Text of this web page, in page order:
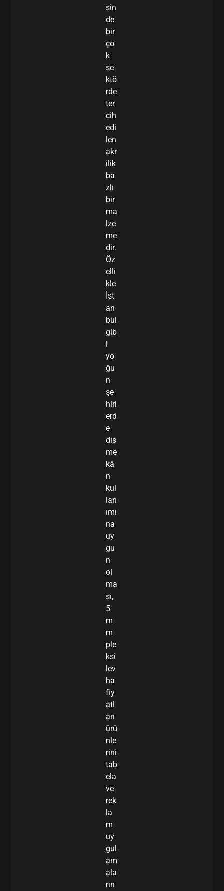
sin
de
bir
ço
k
se
ktö
rde
ter
cih
edi
len
akr
ilik
ba
zlı
bir
ma
lze
me
dir.
Öz
elli
kle
İst
an
bul
gib
i
yo
ğu
n
şe
hirl
erd
e
dış
me
kâ
n
kul
lan
ımı
na
uy
gu
n
ol
ma
sı,
5
m
m
ple
ksi
lev
ha
fiy
atl
arı
ürü
nle
rini
tab
ela
ve
rek
la
m
uy
gul
am
ala
rın